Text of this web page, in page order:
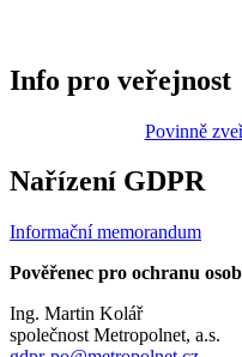
Info pro veřejnost
Povinně
Nařízení GDPR
Informační memorandum
Pověřenec pro ochranu
Ing. Martin Kolář
společnost Metropolnet, a.s.